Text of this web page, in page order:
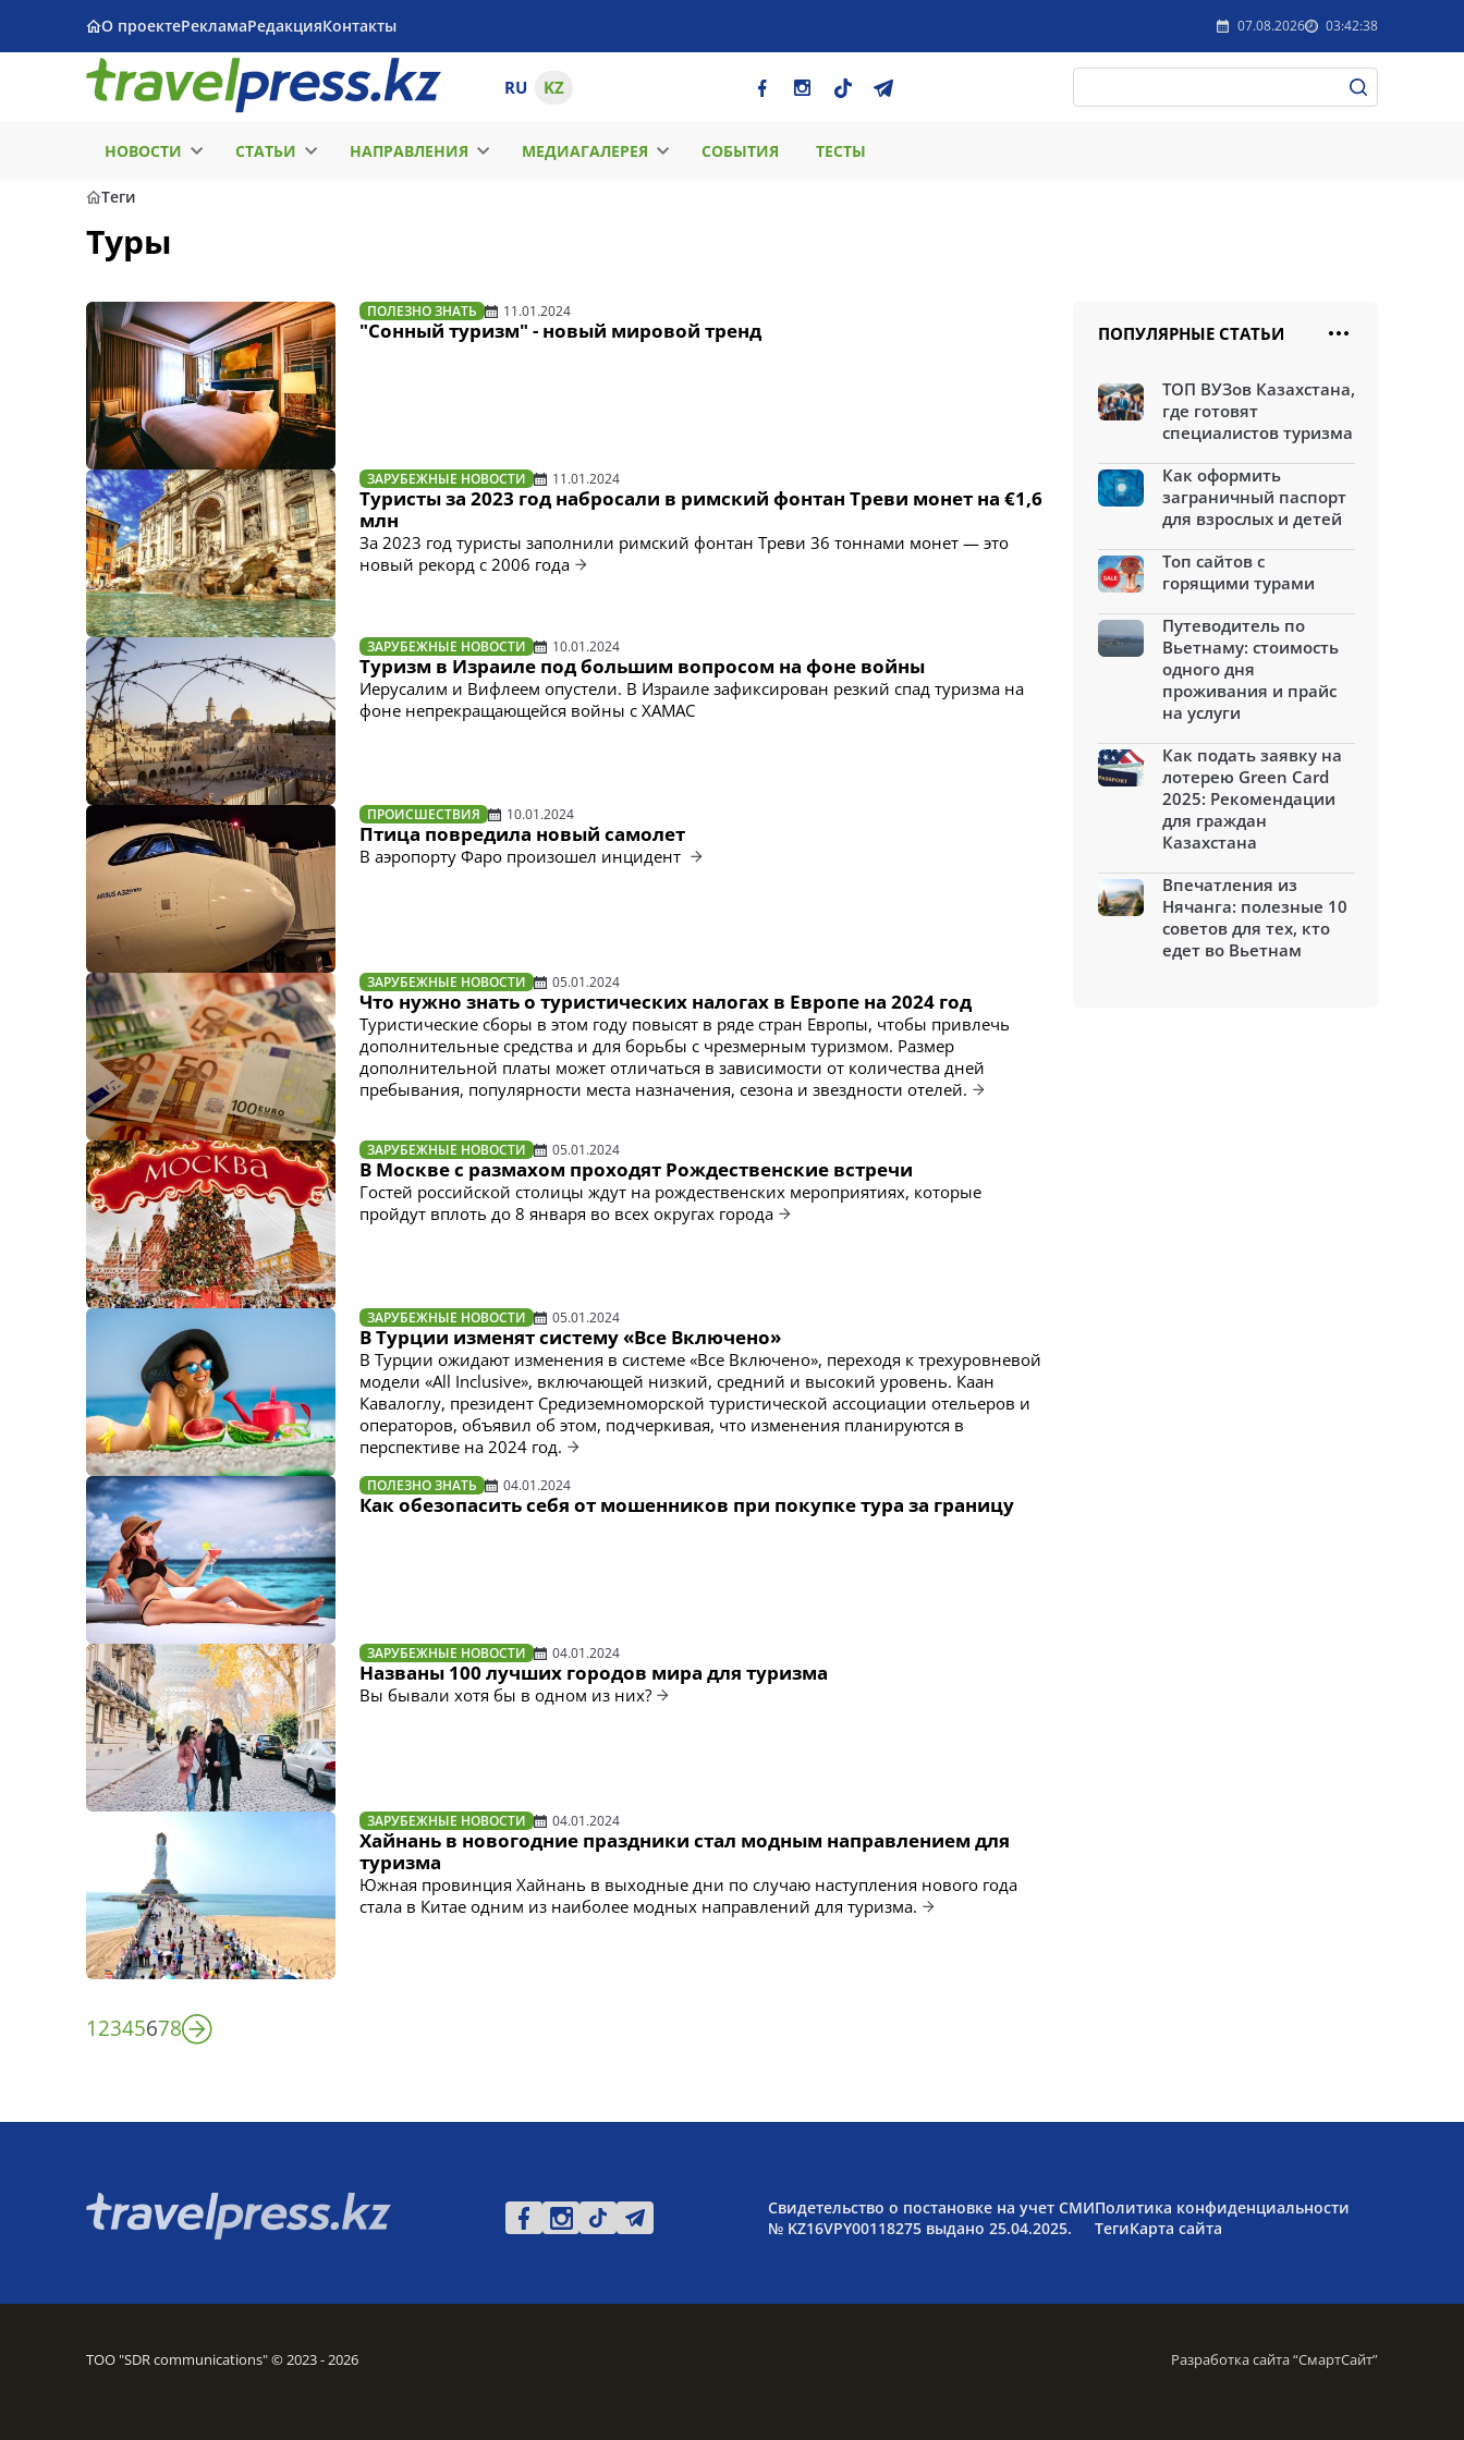
О проектеРекламаРедакцияКонтакты 07.08.2026 03:42:38
RU KZ
НОВОСТИ СТАТЬИ НАПРАВЛЕНИЯ МЕДИАГАЛЕРЕЯ СОБЫТИЯ ТЕСТЫ
Теги
Туры
ПОЛЕЗНО ЗНАТЬ 11.01.2024
"Сонный туризм" - новый мировой тренд
ЗАРУБЕЖНЫЕ НОВОСТИ 11.01.2024
Туристы за 2023 год набросали в римский фонтан Треви монет на €1,6
млн
За 2023 год туристы заполнили римский фонтан Треви 36 тоннами монет — это
новый рекорд с 2006 года
ЗАРУБЕЖНЫЕ НОВОСТИ 10.01.2024
Туризм в Израиле под большим вопросом на фоне войны
Иерусалим и Вифлеем опустели. В Израиле зафиксирован резкий спад туризма на
фоне непрекращающейся войны с ХАМАС
ПРОИСШЕСТВИЯ 10.01.2024
Птица повредила новый самолет
В аэропорту Фаро произошел инцидент
ЗАРУБЕЖНЫЕ НОВОСТИ 05.01.2024
Что нужно знать о туристических налогах в Европе на 2024 год
Туристические сборы в этом году повысят в ряде стран Европы, чтобы привлечь
дополнительные средства и для борьбы с чрезмерным туризмом. Размер
дополнительной платы может отличаться в зависимости от количества дней
пребывания, популярности места назначения, сезона и звездности отелей.
ЗАРУБЕЖНЫЕ НОВОСТИ 05.01.2024
В Москве с размахом проходят Рождественские встречи
Гостей российской столицы ждут на рождественских мероприятиях, которые
пройдут вплоть до 8 января во всех округах города
ЗАРУБЕЖНЫЕ НОВОСТИ 05.01.2024
В Турции изменят систему «Все Включено»
В Турции ожидают изменения в системе «Все Включено», переходя к трехуровневой
модели «All Inclusive», включающей низкий, средний и высокий уровень. Каан
Кавалоглу, президент Средиземноморской туристической ассоциации отельеров и
операторов, объявил об этом, подчеркивая, что изменения планируются в
перспективе на 2024 год.
ПОЛЕЗНО ЗНАТЬ 04.01.2024
Как обезопасить себя от мошенников при покупке тура за границу
ЗАРУБЕЖНЫЕ НОВОСТИ 04.01.2024
Названы 100 лучших городов мира для туризма
Вы бывали хотя бы в одном из них?
ЗАРУБЕЖНЫЕ НОВОСТИ 04.01.2024
Хайнань в новогодние праздники стал модным направлением для
туризма
Южная провинция Хайнань в выходные дни по случаю наступления нового года
стала в Китае одним из наиболее модных направлений для туризма.
12345678
ПОПУЛЯРНЫЕ СТАТЬИ
ТОП ВУЗов Казахстана,
где готовят
специалистов туризма
Как оформить
заграничный паспорт
для взрослых и детей
Топ сайтов с
горящими турами
Путеводитель по
Вьетнаму: стоимость
одного дня
проживания и прайс
на услуги
Как подать заявку на
лотерею Green Card
2025: Рекомендации
для граждан
Казахстана
Впечатления из
Нячанга: полезные 10
советов для тех, кто
едет во Вьетнам
Свидетельство о постановке на учет СМИ
№ KZ16VPY00118275 выдано 25.04.2025.
Политика конфиденциальности
ТегиКарта сайта
ТОО "SDR communications" © 2023 - 2026 Разработка сайта “СмартСайт”